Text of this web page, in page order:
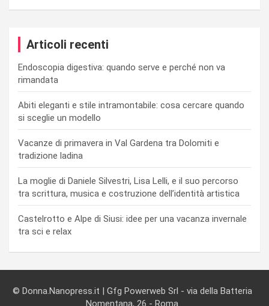
Articoli recenti
Endoscopia digestiva: quando serve e perché non va
rimandata
Abiti eleganti e stile intramontabile: cosa cercare quando
si sceglie un modello
Vacanze di primavera in Val Gardena tra Dolomiti e
tradizione ladina
La moglie di Daniele Silvestri, Lisa Lelli, e il suo percorso
tra scrittura, musica e costruzione dell’identità artistica
Castelrotto e Alpe di Siusi: idee per una vacanza invernale
tra sci e relax
© Donna.Nanopress.it | Gfg Powerweb Srl - via della Batteria
Nomentana, 26 - Roma